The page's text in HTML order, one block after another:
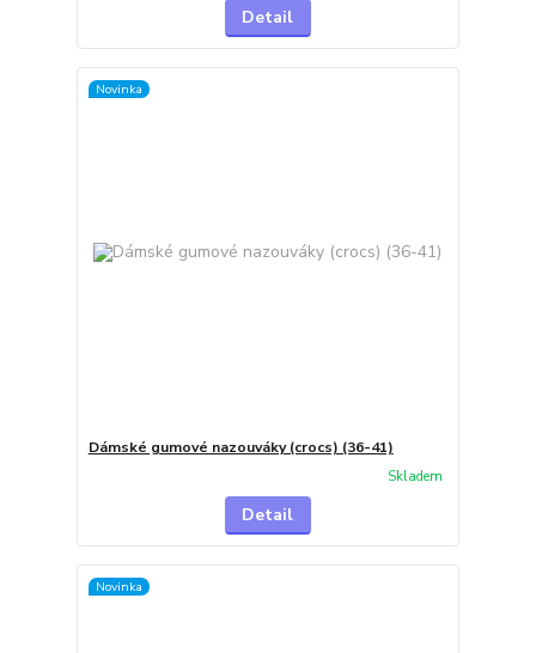
Detail
Novinka
Dámské gumové nazouváky (crocs) (36-41)
Skladem
Detail
Novinka